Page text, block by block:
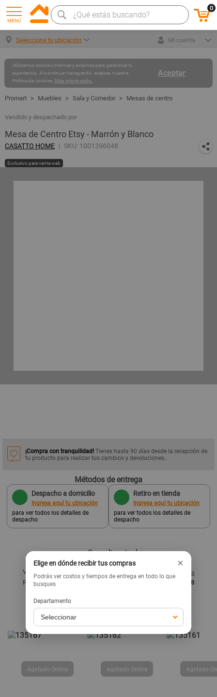
MENÚ
0
Selecciona tu ubicación Mi cuenta
Aceptar
Utilizamos cookies internas y externas para garantizar tu
experiencia. Al continuar navegando, aceptas nuestra
Política de cookies. Más información.
Muebles Sala y Comedor Mesas de centro
Vendido y despachado por
Mesa de Centro Etsy - Marrón y Blanco
CASATTO HOME SKU: 1001396048
Exclusivo para venta web
¡Compra con tranquilidad! Tienes hasta 90 días desde la recepción de
tu producto para realizar tus cambios y devoluciones..
Métodos de entrega
Despacho a domicilio
Ingresa aquí tu ubicación
para ver todos los detalles de
despacho
Retiro en tienda
Ingresa aquí tu ubicación
para ver todos los detalles de
despacho
Consultar stock
Vendido y despachado por:
Ver términos y condiciones
Razón social:
Homecenters Peruanos S.A. - RUC: 20536557858
Productos similares
Elige en dónde recibir tus compras ×
Podrás ver costos y tiempos de entrega en todo lo que
busques
Departamento